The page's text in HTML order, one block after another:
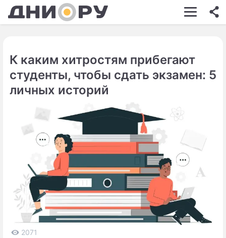
ШОУ-БИЗНЕС
КИНО
ЭКОНОМИКА
ПРОИСШЕСТВИЯ
СОННИК
СТИЛЬ ЖИЗНИ
СЕРИАЛЫ
ИГРЫ
К каким хитростям прибегают
студенты, чтобы сдать экзамен: 5
личных историй
2071